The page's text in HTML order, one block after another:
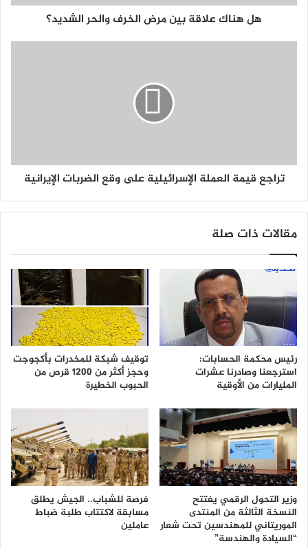
هل هناك علاقة بين مرض الخرف والحر الشديد؟
تراجع قيمة العملة الإسرائيلية على وقع الضربات الإيرانية
مقالات ذات صلة
رئيس محكمة الحسابات:
استرجعنا وصادرنا عشرات
المليارات من الأوقية
توقيف شبكة للمخدرات بأكجوجت
وحجز أكثر من 1200 قرص من
الحبوب الخطيرة
وزير التحول الرقمي يفتتح
النسخة الثالثة من المنتدى
الموريتاني للمهندسين تحت شعار
“السيادة والهندسة”
فرصة للشباب.. الجيش يطلق
مسابقة لاكتتاب طلبة ضباط
عاملين